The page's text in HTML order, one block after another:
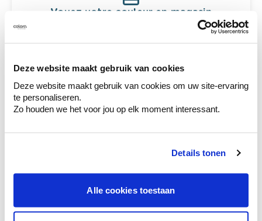
Deze website maakt gebruik van cookies
Deze website maakt gebruik van cookies om uw site-ervaring
te personaliseren.
Zo houden we het voor jou op elk moment interessant.
Details tonen
Alle cookies toestaan
Voyez votre couleur en magasin
Découvrez des échantillons de votre
votre couleur.
Obtenez des conseils personnalisés sur la
combinaison de couleurs.
Conseil couleur à domicile
en couleur.